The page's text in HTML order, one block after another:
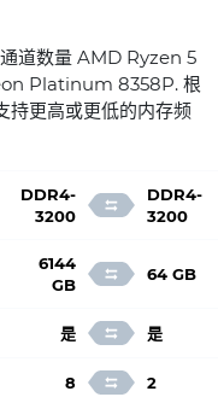
道数量 AMD Ryzen 5
Platinum 8358P. 根
持更高或更低的内存频
DDR4-
3200
DDR4-
3200
6144
GB
64 GB
是 是
8 2